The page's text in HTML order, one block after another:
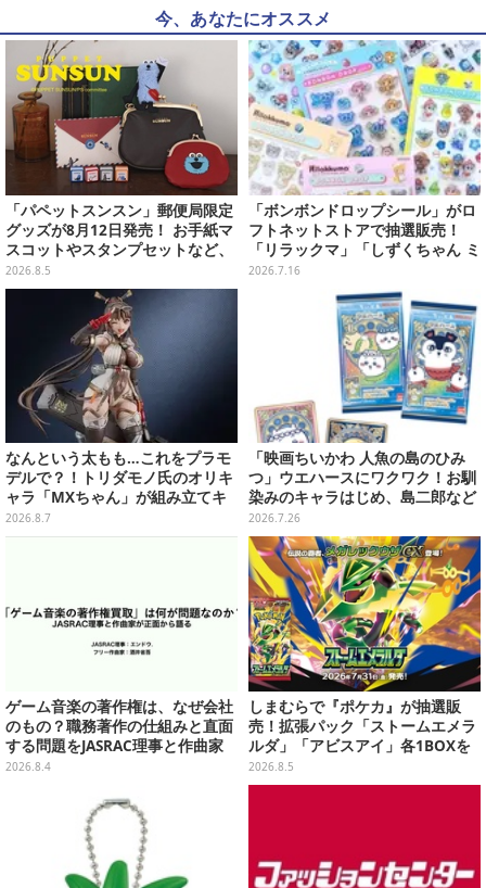
今、あなたにオススメ
「パペットスンスン」郵便局限定
グッズが8月12日発売！ お手紙マ
スコットやスタンプセットなど、
可愛すぎる全5アイテムがライン
ナップ
2026.8.5
「ボンボンドロップシール」がロ
フトネットストアで抽選販売！
「リラックマ」「しずくちゃん ミ
ニ」など全12種をラインナップ
2026.7.16
なんという太もも…これをプラモ
デルで？！トリダモノ氏のオリキ
ャラ「MXちゃん」が組み立てキ
ット化―持ってるケースはレール
ガンに変形
2026.8.7
「映画ちいかわ 人魚の島のひみ
つ」ウエハースにワクワク！お馴
染みのキャラはじめ、島二郎など
セイレーン編カード全22種
2026.7.26
ゲーム音楽の著作権は、なぜ会社
のもの？職務著作の仕組みと直面
する問題をJASRAC理事と作曲家
が徹底解説【CEDEC 2026】
2026.8.4
しまむらで『ポケカ』が抽選販
売！拡張パック「ストームエメラ
ルダ」「アビスアイ」各1BOXを
ラインナップ
2026.8.5